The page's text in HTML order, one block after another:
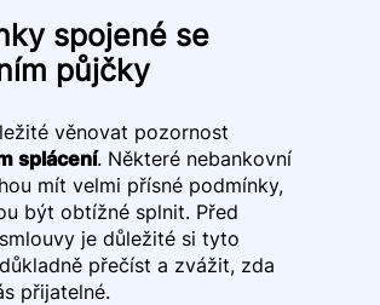
spojené se
půjčky
věnovat pozornost
splácení. Některé nebankovní
mít velmi přísné podmínky,
být obtížné splnit. Před
je důležité si tyto
přečíst a zvážit, zda
přijatelné.